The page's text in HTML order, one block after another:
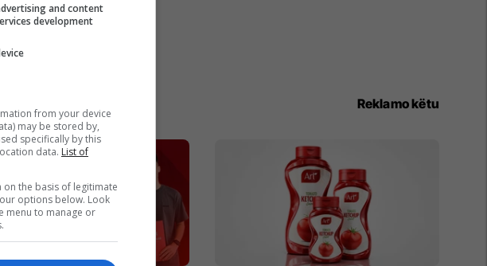
Reklamo këtu
and content
development
from your device
may be stored by,
specifically by this
data. List of
the basis of legitimate
options below. Look
menu to manage or